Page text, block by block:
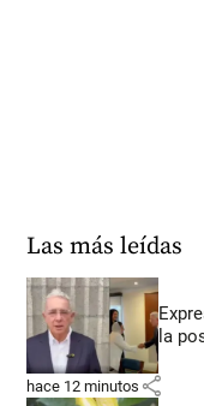
Las más leídas
la
hace 12 minutos share